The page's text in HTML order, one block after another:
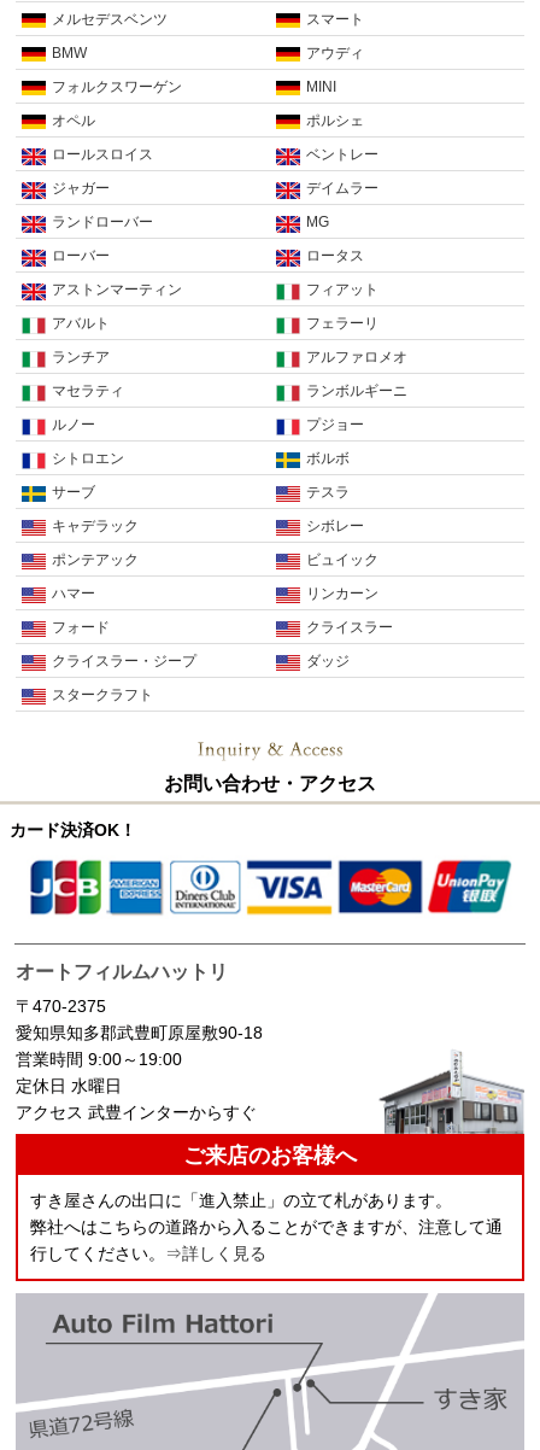
メルセデスベンツ
スマート
BMW
アウディ
フォルクスワーゲン
MINI
オペル
ポルシェ
ロールスロイス
ベントレー
ジャガー
デイムラー
ランドローバー
MG
ローバー
ロータス
アストンマーティン
フィアット
アバルト
フェラーリ
ランチア
アルファロメオ
マセラティ
ランボルギーニ
ルノー
プジョー
シトロエン
ボルボ
サーブ
テスラ
キャデラック
シボレー
ポンテアック
ビュイック
ハマー
リンカーン
フォード
クライスラー
クライスラー・ジープ
ダッジ
スタークラフト
お問い合わせ・アクセス
カード決済OK！
オートフィルムハットリ
〒470-2375
愛知県知多郡武豊町原屋敷90-18
営業時間 9:00～19:00
定休日 水曜日
アクセス 武豊インターからすぐ
ご来店のお客様へ
すき屋さんの出口に「進入禁止」の立て札があります。
弊社へはこちらの道路から入ることができますが、注意して通
行してください。 ⇒詳しく見る